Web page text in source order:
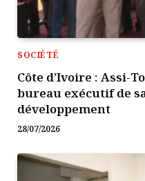
SOCIÉTÉ
Côte d’Ivoire : Assi-
bureau exécutif de
développement
28/07/2026